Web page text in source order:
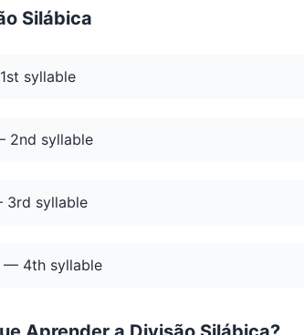
Silábica
syllable
2nd syllable
syllable
— 4th syllable